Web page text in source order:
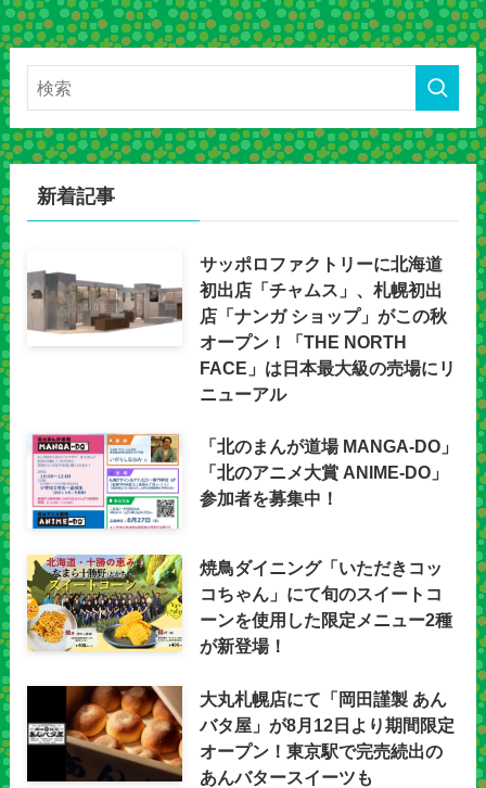
新着記事
サッポロファクトリーに北海道
初出店「チャムス」、札幌初出
店「ナンガ ショップ」がこの秋
オープン！「THE NORTH
FACE」は日本最大級の売場にリ
ニューアル
「北のまんが道場 MANGA-DO」
「北のアニメ大賞 ANIME-DO」
参加者を募集中！
焼鳥ダイニング「いただきコッ
コちゃん」にて旬のスイートコ
ーンを使用した限定メニュー2種
が新登場！
大丸札幌店にて「岡田謹製 あん
バタ屋」が8月12日より期間限定
オープン！東京駅で完売続出の
あんバタースイーツも